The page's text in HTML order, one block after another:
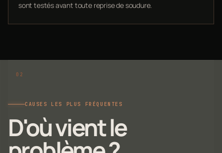
sont testés avant toute reprise de soudure.
CAUSES LES PLUS FRÉQUENTES
D'où vient le